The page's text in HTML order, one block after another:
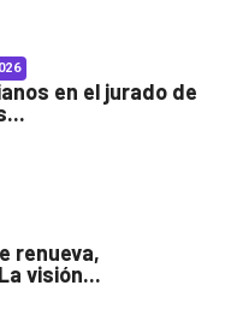
en el jurado de
renueva,
visión...